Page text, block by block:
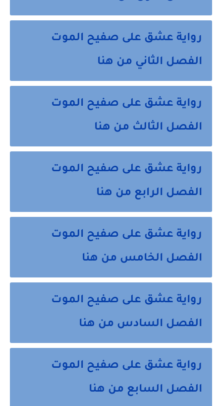
رواية عشق على صفيح الموت
الفصل الثاني من هنا
رواية عشق على صفيح الموت
الفصل الثالث من هنا
رواية عشق على صفيح الموت
الفصل الرابع من هنا
رواية عشق على صفيح الموت
الفصل الخامس من هنا
رواية عشق على صفيح الموت
الفصل السادس من هنا
رواية عشق على صفيح الموت
الفصل السابع من هنا